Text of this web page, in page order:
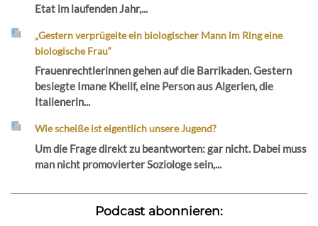
Etat im laufenden Jahr,...
„Gestern verprügelte ein biologischer Mann im Ring eine
biologische Frau“
Frauenrechtlerinnen gehen auf die Barrikaden. Gestern
besiegte Imane Khelif, eine Person aus Algerien, die
Italienerin...
Wie scheiße ist eigentlich unsere Jugend?
Um die Frage direkt zu beantworten: gar nicht. Dabei muss
man nicht promovierter Soziologe sein,...
Podcast abonnieren: